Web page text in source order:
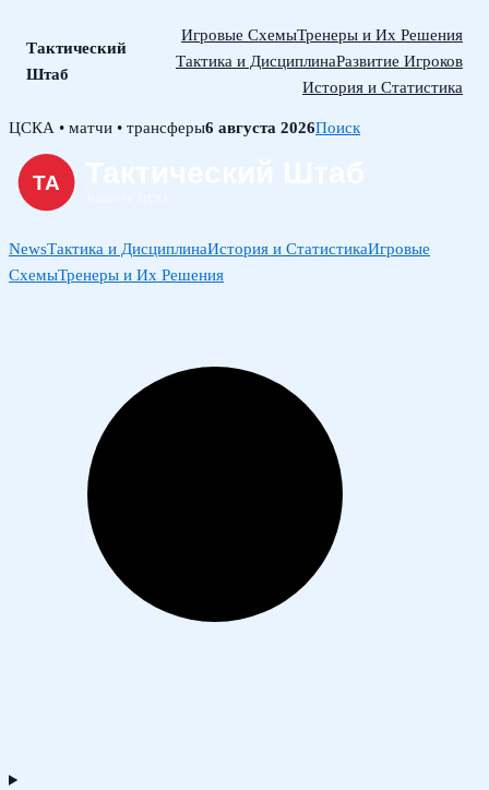
Тактический
Штаб
Игровые СхемыТренеры и Их Решения
Тактика и ДисциплинаРазвитие Игроков
История и Статистика
Skip
content
ЦСКА • матчи • трансферы6 августа 2026Поиск
NewsТактика и ДисциплинаИстория и СтатистикаИгровые
СхемыТренеры и Их Решения